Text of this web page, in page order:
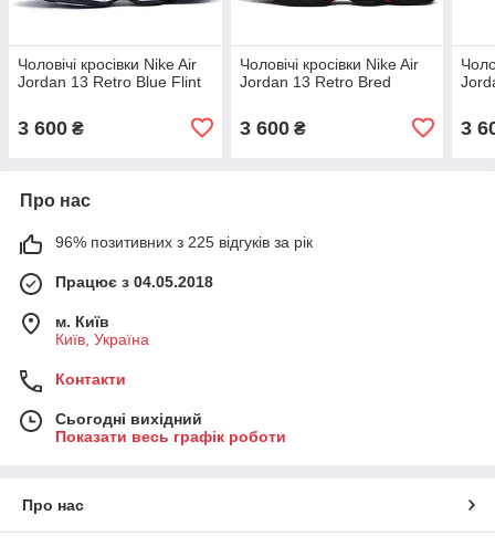
Чоловічі кросівки Nike Air
Jordan 13 Retro Blue Flint
3 600 ₴
Чоловічі кросівки Nike Air
Jordan 13 Retro Bred
3 600₴ 3
Про нас
96% позитивних з 225 відгуків за рік
Працює з 04.05.2018
м. Київ
Київ, Україна
Контакти
Сьогодні вихідний
Показати весь графік роботи
Про нас